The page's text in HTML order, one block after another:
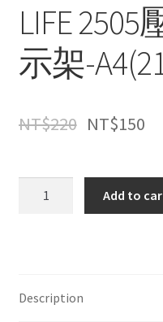
LIFE
示架-
NT$220 NT$150
Add to
Description